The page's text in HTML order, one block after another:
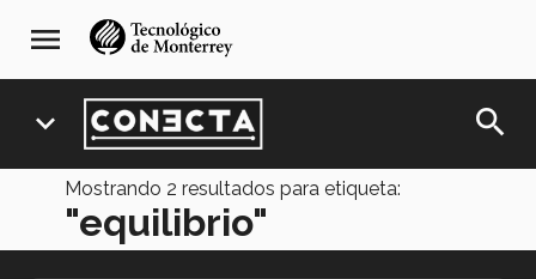
navegación
principal
menu
expand_more search
Mostrando 2 resultados para etiqueta:
"equilibrio"